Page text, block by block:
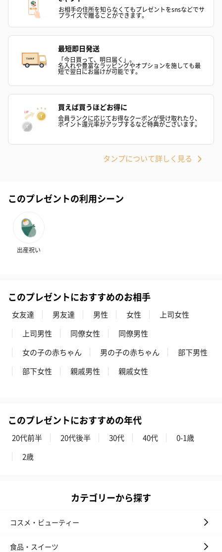
フラワーテディベア
テディベア（バニラ）
（1,760円）
テディベア（
紅茶・コーヒー・スイーツ
紅茶・コーヒー・スイーツを同梱してお届けいたします。ギフト
への＋αにおすすめです。
アールグレイ（HAPPY
BIRTHDAY TO YOU）
（660円）
スイーツ
スイーツを同梱してお届けいたします。ギフトへの＋αにおすすめ
ゼリーバウム カット
円）
麦わらパンダバウム
り〜 3号（864
スキンケアグッズを同梱してお届けします。
お相手の住所を知らなくてもプレゼントをsnsなどでサ
プライズで贈ることができます。
最短即日発送
「今日買って、明日届く」。
名入れや豊富なラッピングやオプションを施しても最
短で翌日にお届けが可能です。
買えば買うほどお得に
会員ランクに応じてお得なクーポンが受け取れたり、
ポイント還元率がアップするなど特典がございます。
タンプについて詳しく見る
このプレゼントの利用シーン
出産祝い
このプレゼントにおすすめのお相手
女友達 男友達 男性 女性
上司女性
上司男性
同僚女性
同僚男性
女の子の赤ちゃん
男の子の赤ちゃん
部下男性
部下女性
親戚男性 親戚女性
このプレゼントにおすすめの年代
20代前半 20代後半 30代 40代
0-1歳
2歳
カテゴリーから探す
コスメ・ビューティー
食品・スイーツ